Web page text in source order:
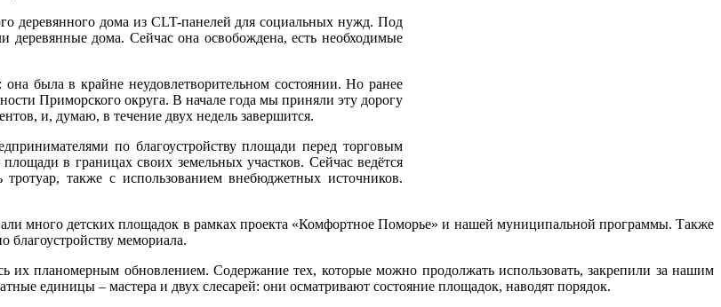
деревянного дома из CLT-панелей для социальных нужд. Под
деревянные дома. Сейчас она освобождена, есть необходимые
была в крайне неудовлетворительном состоянии. Но ранее
Приморского округа. В начале года мы приняли эту дорогу
и, думаю, в течение двух недель завершится.
по благоустройству площади перед торговым
в границах своих земельных участков. Сейчас ведётся
также с использованием внебюджетных источников.
много детских площадок в рамках проекта «Комфортное Поморье» и нашей муниципальной программы. Также
благоустройству мемориала.
планомерным обновлением. Содержание тех, которые можно продолжать использовать, закрепили за нашим
единицы – мастера и двух слесарей: они осматривают состояние площадок, наводят порядок.